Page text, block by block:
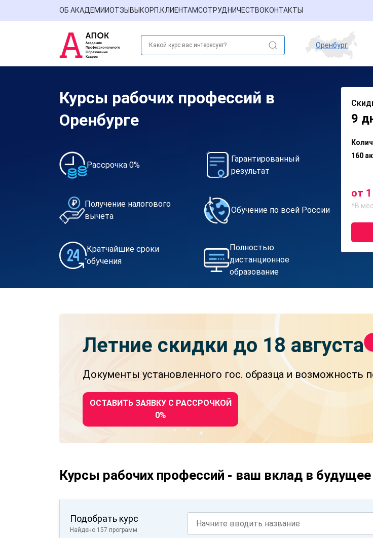
ОБ АКАДЕМИИОТЗЫВЫ КОРП.КЛИЕНТАМСОТРУДНИЧЕСТВОКОНТАКТЫ
Оренбург
Курсы рабочих профессий в
Оренбурге
Рассрочка 0%
Гарантированный
результат
Получение налогового
вычета
Обучение по всей России
Кратчайшие сроки
обучения
Полностью
дистанционное
образование
9
160
от
*В
Летние скидки до 18 августа
Документы установленного гос. образца и возможность
ОСТАВИТЬ ЗАЯВКУ С РАССРОЧКОЙ
0%
Курсы рабочих профессий - ваш вклад в будущее
Подобрать курс
Найдено 157 программ